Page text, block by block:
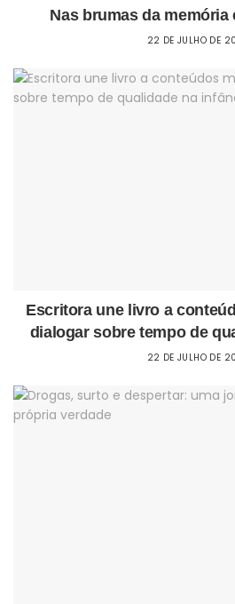
Nas brumas da memória
22 DE JULHO DE
Escritora une livro a
dialogar sobre tempo de
22 DE JULHO DE